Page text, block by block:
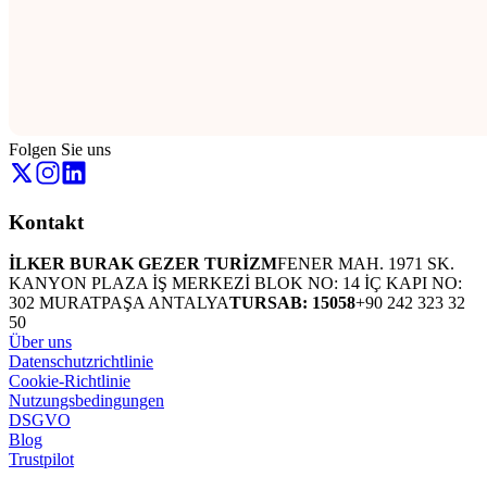
Folgen Sie uns
Kontakt
İLKER BURAK GEZER TURİZMFENER MAH. 1971 SK.
KANYON PLAZA İŞ MERKEZİ BLOK NO: 14 İÇ KAPI NO:
302 MURATPAŞA ANTALYATURSAB: 15058+90 242 323 32
50
Über uns
Datenschutzrichtlinie
Cookie-Richtlinie
Nutzungsbedingungen
DSGVO
Blog
Trustpilot